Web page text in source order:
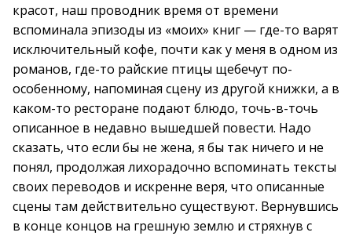
красот, наш проводник время от времени
вспоминала эпизоды из «моих» книг — где-то варят
исключительный кофе, почти как у меня в одном из
романов, где-то райские птицы щебечут по-
особенному, напоминая сцену из другой книжки, а в
каком-то ресторане подают блюдо, точь-в-точь
описанное в недавно вышедшей повести. Надо
сказать, что если бы не жена, я бы так ничего и не
понял, продолжая лихорадочно вспоминать тексты
своих переводов и искренне веря, что описанные
сцены там действительно существуют. Вернувшись
в конце концов на грешную землю и стряхнув с